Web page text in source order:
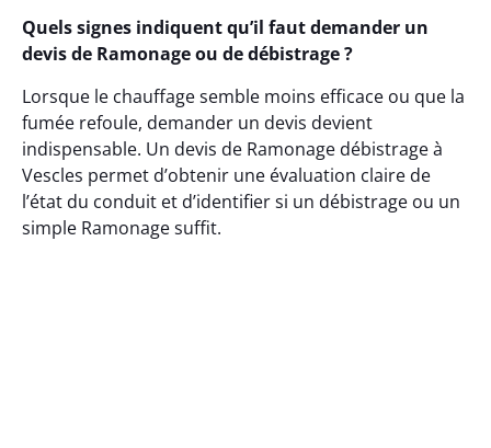
Quels signes indiquent qu’il faut demander un
devis de Ramonage ou de débistrage ?
Lorsque le chauffage semble moins efficace ou que la
fumée refoule, demander un devis devient
indispensable. Un devis de Ramonage débistrage à
Vescles permet d’obtenir une évaluation claire de
l’état du conduit et d’identifier si un débistrage ou un
simple Ramonage suffit.